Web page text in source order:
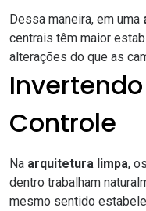
Dessa maneira, em uma
centrais têm maior
alterações do que as
Controle
Na arquitetura limpa,
dentro trabalham
mesmo sentido